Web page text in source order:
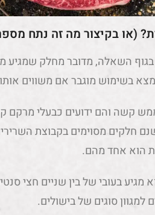
(או בקיצור מה זה נתח מספר
השאלה, מדובר מחלק שמגיע
בשימוש מוגבר אם משווים
קשה והם ידועים כבעלי
חלקים מסוימים בקבוצת
הוא אחד מהם.
למגוון סוגים של בישולים.